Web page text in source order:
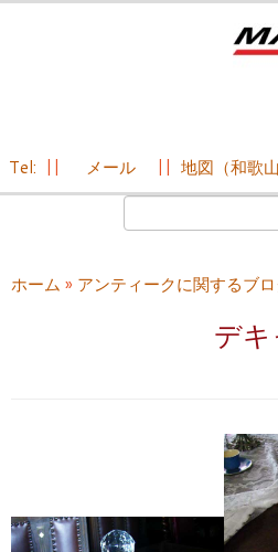
ン
Tel: メール 地図（和歌山
ホーム » アンティークに関するブ
デキ